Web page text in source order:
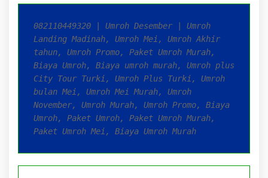
082110449320 | Umroh Desember | Umroh
Landing Madinah, Umroh Mei, Umroh Akhir
tahun, Umroh Promo, Paket Umroh Murah,
Biaya Umroh, Biaya umroh murah, Umroh plus
City Tour Turki, Umroh Plus Turki, Umroh
bulan Mei, Umroh Mei Murah, Umroh
November, Umroh Murah, Umroh Promo, Biaya
Umroh, Paket Umroh, Paket Umroh Murah,
Paket Umroh Mei, Biaya Umroh Murah